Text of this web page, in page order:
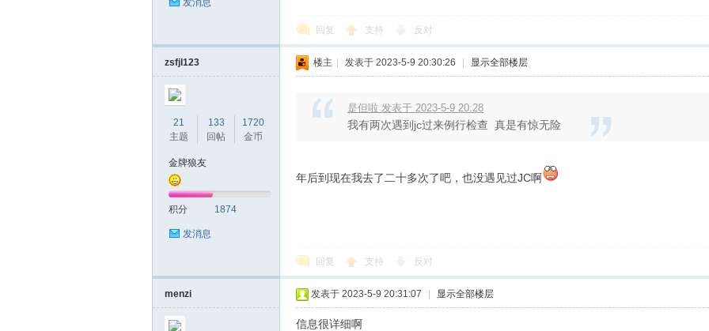
发消息
回复 支持 反对
zsfjl123
21
主题
133
回帖
1720
金币
金牌狼友
积分 1874
发消息
楼主 发表于 2023-5-9 20:30:26 显示全部楼层
是但啦 发表于 2023-5-9 20:28
我有两次遇到jc过来例行检查 真是有惊无险
年后到现在我去了二十多次了吧，也没遇见过JC啊
回复 支持 反对
menzi 发表于 2023-5-9 20:31:07 显示全部楼层
信息很详细啊